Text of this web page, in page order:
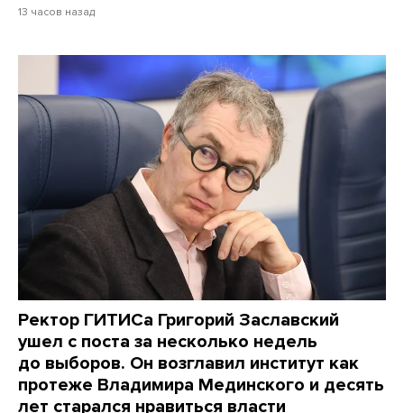
13 часов назад
Ректор ГИТИСа Григорий Заславский
ушел с поста за несколько недель
до выборов. Он возглавил институт как
протеже Владимира Мединского и десять
лет старался нравиться власти